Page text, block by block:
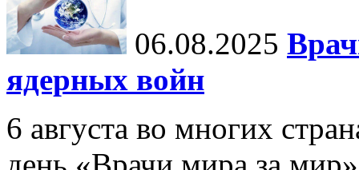
06.08.2025
ядерных войн
6 августа во многих